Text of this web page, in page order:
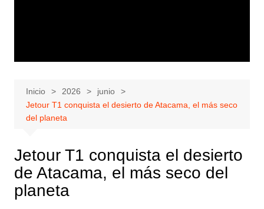
Inicio 2026
junio
Jetour T1 conquista el desierto de Atacama, el más seco
del planeta
Jetour T1 conquista el desierto
de Atacama, el más seco del
planeta